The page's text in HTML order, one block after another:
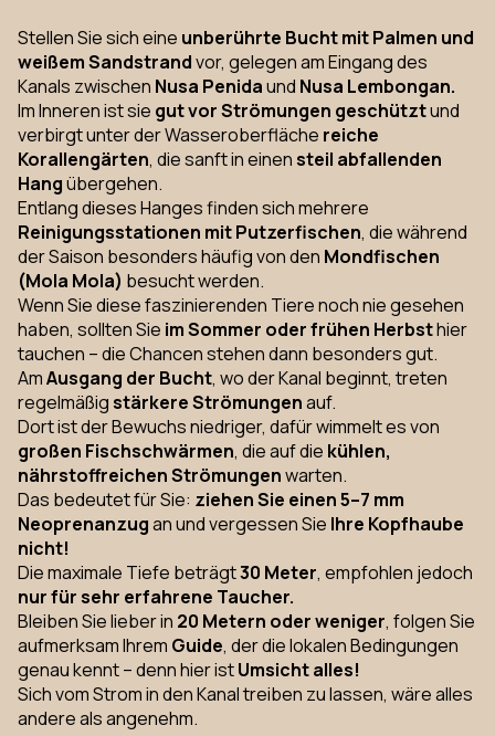
Stellen Sie sich eine unberührte Bucht mit Palmen und
weißem Sandstrandvor, gelegen am Eingang des
Kanals zwischen Nusa Penidaund Nusa Lembongan.
Im Inneren ist sie gut vor Strömungen geschütztund
verbirgt unter der Wasseroberfläche reiche
Korallengärten, die sanft in einensteil abfallenden
Hangübergehen.
Entlang dieses Hanges finden sich mehrere
Reinigungsstationen mit Putzerfischen, die während
der Saison besonders häufig von den Mondfischen
(Mola Mola) besucht werden.
Wenn Sie diese faszinierenden Tiere noch nie gesehen
haben, sollten Sie im Sommer oder frühen Herbsthier
tauchen – die Chancen stehen dann besonders gut.
AmAusgang der Bucht, wo der Kanal beginnt, treten
regelmäßigstärkere Strömungenauf.
Dort ist der Bewuchs niedriger, dafür wimmelt es von
großen Fischschwärmen, die auf die kühlen,
nährstoffreichen Strömungenwarten.
Das bedeutet für Sie: ziehen Sie einen 5–7 mm
Neoprenanzugan und vergessen Sie Ihre Kopfhaube
nicht!
Die maximale Tiefe beträgt30 Meter, empfohlen jedoch
nur für sehr erfahrene Taucher.
Bleiben Sie lieber in 20 Metern oder weniger, folgen Sie
aufmerksam Ihrem Guide, der die lokalen Bedingungen
genau kennt – denn hier istUmsicht alles!
Sich vom Strom in den Kanal treiben zu lassen, wäre alles
andere als angenehm.